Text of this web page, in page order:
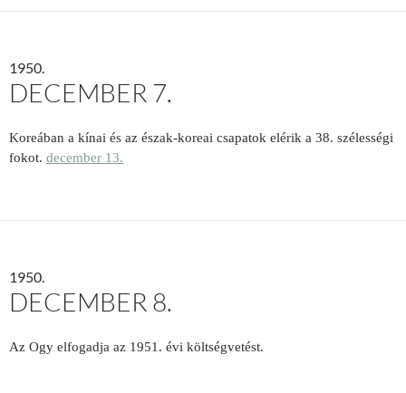
1950.
DECEMBER 7.
Koreában a kínai és az észak-koreai csapatok elérik a 38. szélességi
fokot. december 13.
1950.
DECEMBER 8.
Az Ogy elfogadja az 1951. évi költségvetést.